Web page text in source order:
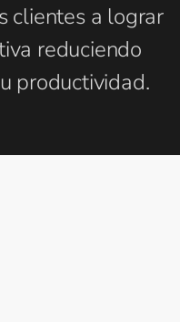
clientes a lograr
reduciendo
productividad.